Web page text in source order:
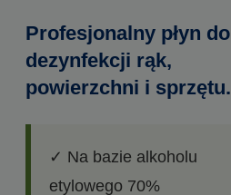
Profesjonalny płyn do
dezynfekcji rąk,
powierzchni i sprzętu.
✓ Na bazie alkoholu
etylowego 70%